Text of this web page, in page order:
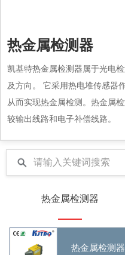
热金属检测器
凯基特热金属检测器属于光电
及方向。 它采用热电堆传感器
从而实现热金属检测。热金属
较输出线路和电子补偿线路。
热金属检测器
热金属检测